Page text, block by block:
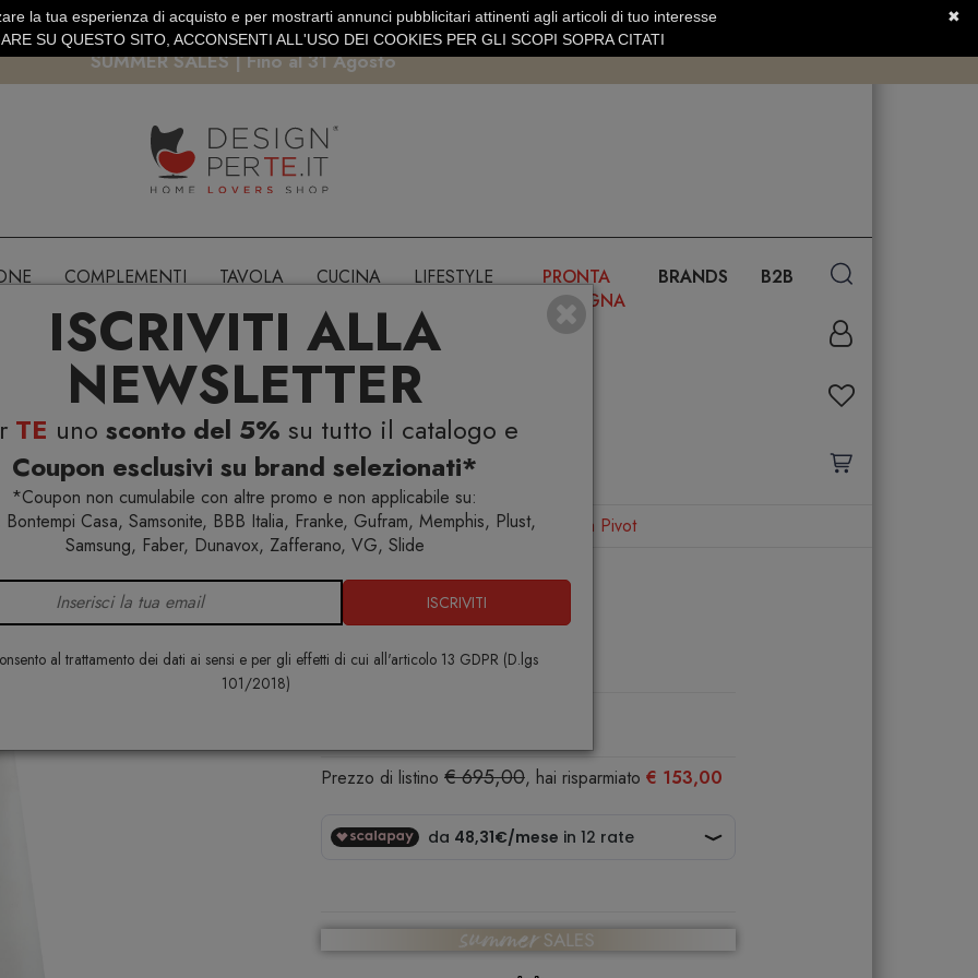
ISCRIVITI ALLA
NEWSLETTER
TE uno sconto del 5% su tutto il catalogo e
Coupon esclusivi su brand selezionati*
*Coupon non cumulabile con altre promo e non applicabile su:
Bontempi Casa, Samsonite, BBB Italia, Franke, Gufram, Memphis, Plust,
Samsung, Faber, Dunavox, Zafferano, VG, Slide
ISCRIVITI
al trattamento dei dati ai sensi e per gli effetti di cui all'articolo 13 GDPR (D.lgs
101/2018)
PAGAMENTO SICURO PAYPAL · CARTA DI CREDITO SERVIZIO CLIENTI +39.0773.470.562
SUMMER SALES | Fino al 31 Agosto
COMPLEMENTI TAVOLA CUCINA LIFESTYLE
PRONTA
CONSEGNA
BRANDS B2B
Illuminazione Arredi luminosi Lampade da esterno Lampada Pivot
Lampada Pivot
SLIDE
Prezzo di listino € 695,00, hai risparmiato € 153,00
✖
la tua esperienza di acquisto e per mostrarti annunci pubblicitari attinenti agli articoli di tuo interesse
SU QUESTO SITO, ACCONSENTI ALL'USO DEI COOKIES PER GLI SCOPI SOPRA CITATI